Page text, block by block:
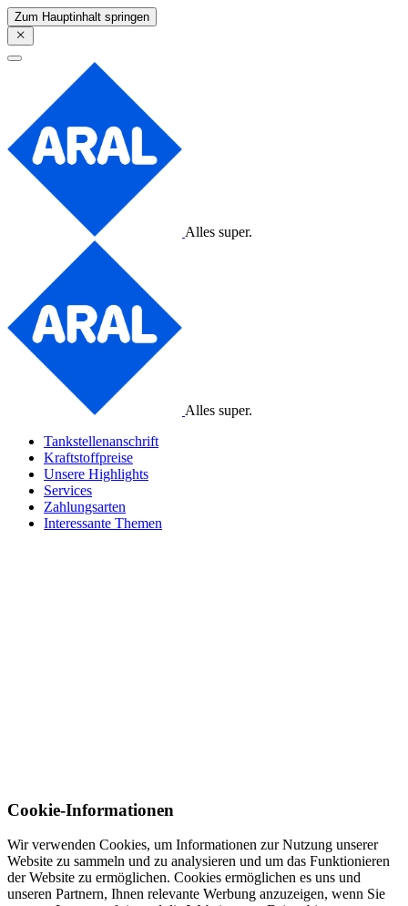
Zum Hauptinhalt springen
Alles super.
Alles super.
Tankstellenanschrift
Kraftstoffpreise
Unsere Highlights
Services
Zahlungsarten
Interessante Themen
Cookie-Informationen
Wir verwenden Cookies, um Informationen zur Nutzung unserer
Website zu sammeln und zu analysieren und um das Funktionieren
der Website zu ermöglichen. Cookies ermöglichen es uns und
unseren Partnern, Ihnen relevante Werbung anzuzeigen, wenn Sie